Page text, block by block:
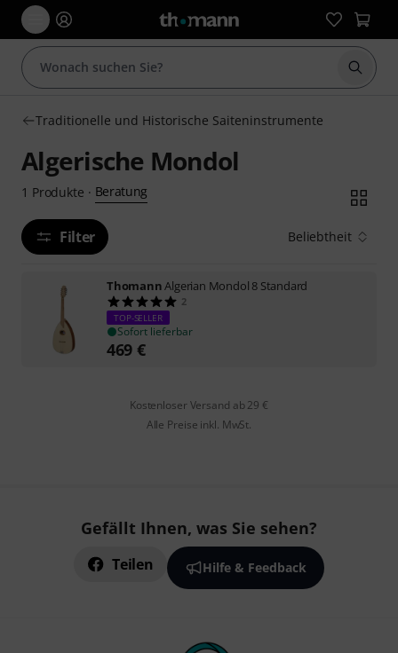
Suche
Traditionelle und Historische Saiteninstrumente
Algerische Mondol
1 Produkte · Beratung
Filter Beliebtheit
ThomannAlgerian Mondol 8 Standard
2
TOP-SELLER
Sofort lieferbar
469 €
Kostenloser Versand ab 29 €
Alle Preise inkl. MwSt.
Gefällt Ihnen, was Sie sehen?
Teilen Hilfe & Feedback